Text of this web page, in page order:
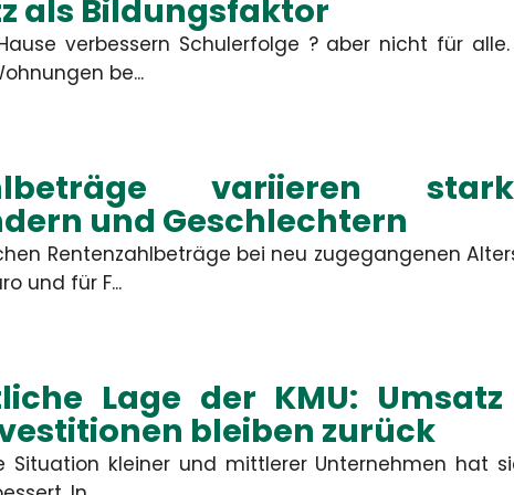
als Bildungsfaktor
verbessern Schulerfolge ? aber nicht für
be...
variieren
und Geschlechtern
Rentenzahlbeträge bei neu zugegangenen
und für F...
Lage der KMU:
bleiben zurück
Situation kleiner und mittlerer Unternehmen hat
unberechtigte Ansprüche
oder berechtigte Ansprüche
im Rahmen des vereinbarten
Deckungsumfangs reguliert.
Kontakt
Firma